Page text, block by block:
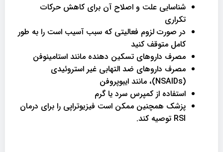
شناسایی علت و اصلاح آن برای کاهش حرکات
تکراری
در صورت لزوم فعالیتی که سبب آسیب است را به طور
کامل متوقف کنید
مصرف داروهای تسکین دهنده مانند استامینوفن
مصرف داروهای ضد التهابی غیر استروئیدی
(NSAIDs)، مانند ایبوپروفن
استفاده از کمپرس سرد یا گرم
پزشک همچنین ممکن است فیزیوتراپی را برای درمان
RSI توصیه کند.